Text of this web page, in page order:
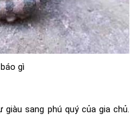
gì
sang phú quý của gia chủ.